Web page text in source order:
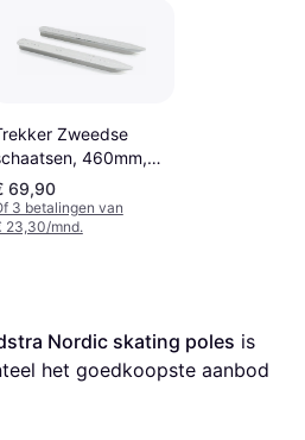
Zweedse
460mm,
skibindingen
69,90
3 betalingen van
23,30/mnd.
Nordic skating poles
het goedkoopste aanbod